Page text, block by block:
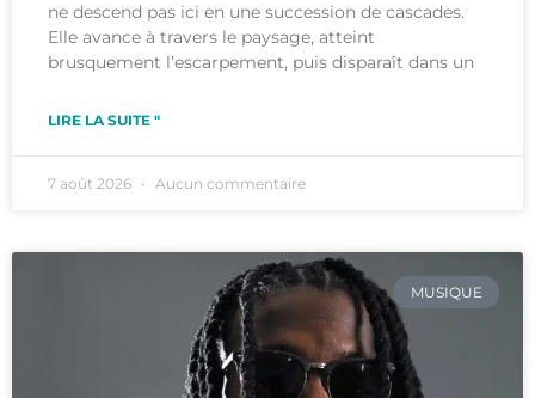
ne descend pas ici en une succession de cascades.
Elle avance à travers le paysage, atteint
brusquement l’escarpement, puis disparaît dans un
LIRE LA SUITE "
7 août 2026 Aucun commentaire
MUSIQUE